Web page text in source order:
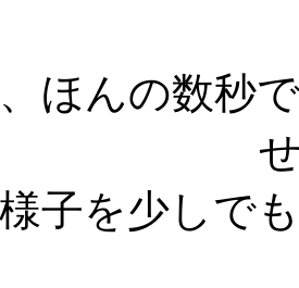
ほんの数秒
子を少しで